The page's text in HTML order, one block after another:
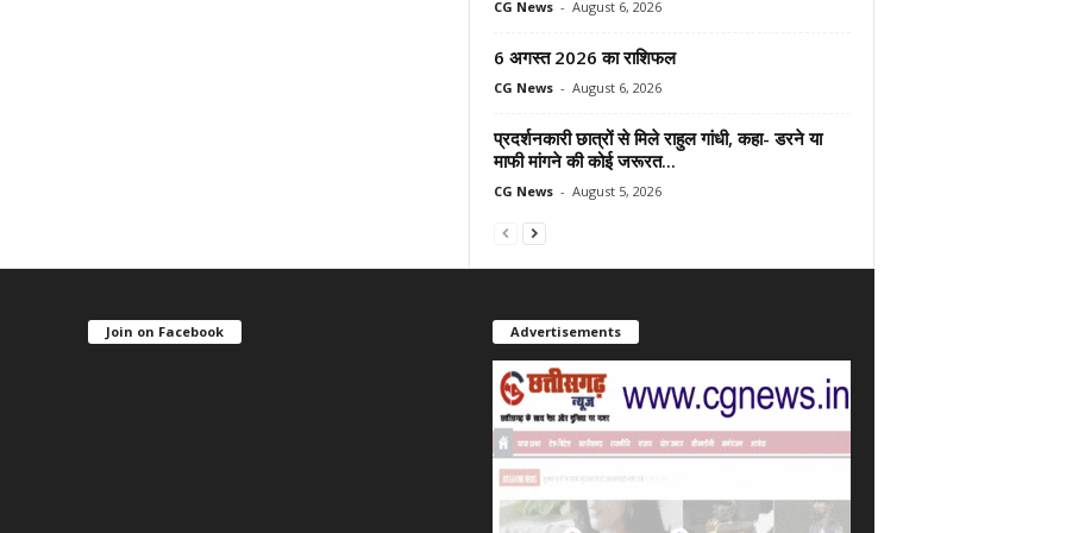
CG News - August 6, 2026
6 अगस्त 2026 का राशिफल
CG News - August 6, 2026
प्रदर्शनकारी छात्रों से मिले राहुल गांधी, कहा- डरने या
माफी मांगने की कोई जरूरत...
CG News - August 5, 2026
Join on Facebook Advertisements